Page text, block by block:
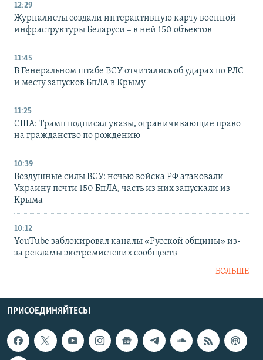
12:29
Журналисты создали интерактивную карту военной
инфраструктуры Беларуси – в ней 150 объектов
11:45
В Генеральном штабе ВСУ отчитались об ударах по РЛС
и месту запусков БпЛА в Крыму
11:25
США: Трамп подписал указы, ограничивающие право
на гражданство по рождению
10:39
Воздушные силы ВСУ: ночью войска РФ атаковали
Украину почти 150 БпЛА, часть из них запускали из
Крыма
10:12
YouTube заблокировал каналы «Русской общины» из-
за рекламы экстремистских сообществ
БОЛЬШЕ
ПРИСОЕДИНЯЙТЕСЬ!